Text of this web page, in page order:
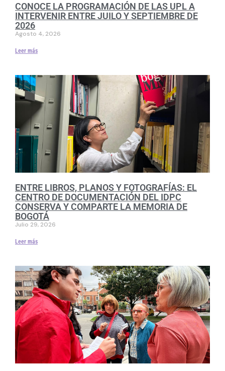
CONOCE LA PROGRAMACIÓN DE LAS UPL A
INTERVENIR ENTRE JUILO Y SEPTIEMBRE DE
2026
Agosto 4, 2026
Leer más
ENTRE LIBROS, PLANOS Y FOTOGRAFÍAS: EL
CENTRO DE DOCUMENTACIÓN DEL IDPC
CONSERVA Y COMPARTE LA MEMORIA DE
BOGOTÁ
Julio 29, 2026
Leer más